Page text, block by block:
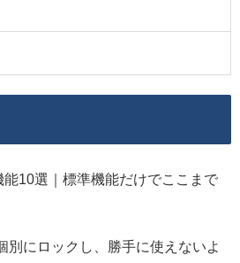
10選｜標準機能だけでここまで
別にロックし、勝手に使えないよ